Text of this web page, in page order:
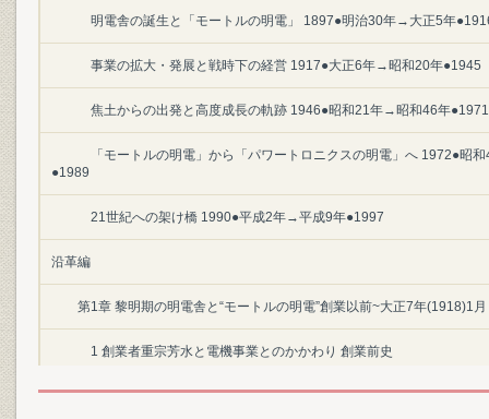
明電舎の誕生と「モートルの明電」 1897●明治30年→大正5年
事業の拡大・発展と戦時下の経営 1917●大正6年→昭和20年●1945
焦土からの出発と高度成長の軌跡 1946●昭和21年→昭和46年●1971
「モートルの明電」から「パワートロニクスの明電」へ 1972●昭
●1989
21世紀への架け橋 1990●平成2年→平成9年●1997
沿革編
第1章 黎明期の明電舎と“モートルの明電”創業以前~大正7年(1918)1月
1 創業者重宗芳水と電機事業とのかかわり 創業前史
1 幼少年期の重宗芳水